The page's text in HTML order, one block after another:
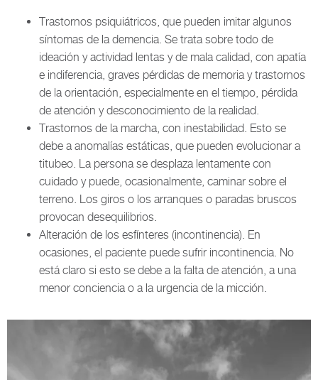
Trastornos psiquiátricos, que pueden imitar algunos
síntomas de la demencia. Se trata sobre todo de
ideación y actividad lentas y de mala calidad, con apatía
e indiferencia, graves pérdidas de memoria y trastornos
de la orientación, especialmente en el tiempo, pérdida
de atención y desconocimiento de la realidad.
Trastornos de la marcha, con inestabilidad. Esto se
debe a anomalías estáticas, que pueden evolucionar a
titubeo. La persona se desplaza lentamente con
cuidado y puede, ocasionalmente, caminar sobre el
terreno. Los giros o los arranques o paradas bruscos
provocan desequilibrios.
Alteración de los esfínteres (incontinencia). En
ocasiones, el paciente puede sufrir incontinencia. No
está claro si esto se debe a la falta de atención, a una
menor conciencia o a la urgencia de la micción.